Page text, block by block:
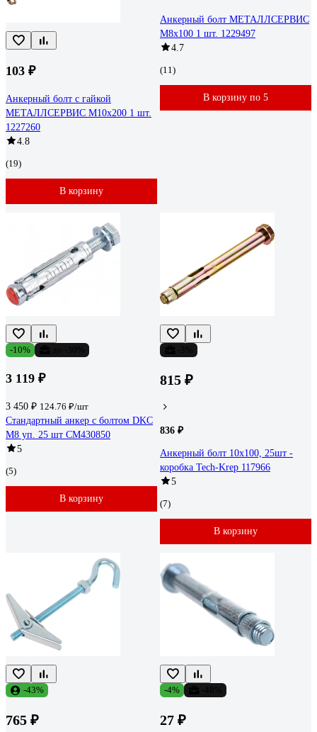
103 ₽
Анкерный болт с гайкой
МЕТАЛЛСЕРВИС М10x200 1 шт.
1227260
4.8
(19)
В корзину
Анкерный болт МЕТАЛЛСЕРВИС
M8x100 1 шт. 1229497
4.7
(11)
В корзину по 5
-10%
3 119 ₽
3 450 ₽ 124.76 ₽/шт
Стандартный анкер с болтом DKC
М8 уп. 25 шт CM430850
5
(5)
В корзину
815 ₽
836 ₽
Анкерный болт 10х100, 25шт -
коробка Tech-Krep 117966
5
(7)
В корзину
-43%
765 ₽
-4%
27 ₽